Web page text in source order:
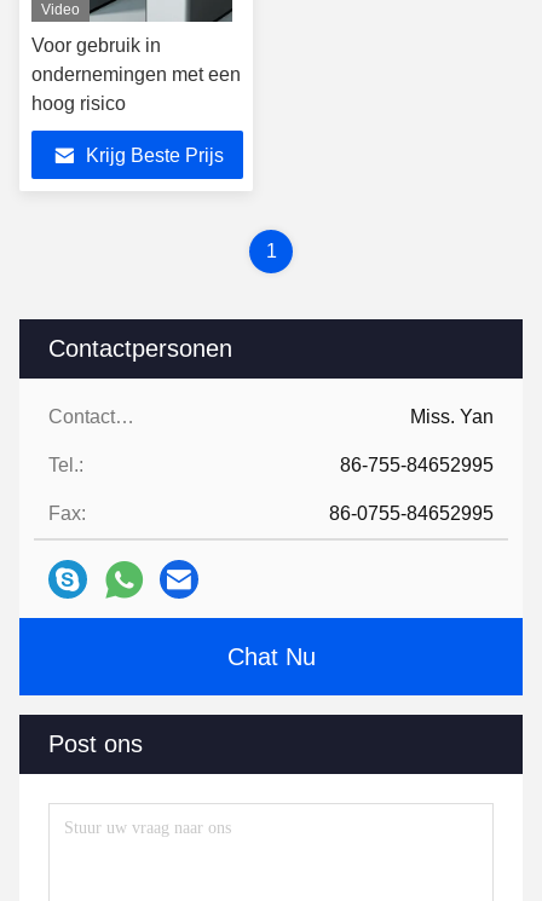
Contactpersonen
Contactpersonen: Miss. Yan
Tel.: 86-755-84652995
Fax: 86-0755-84652995
Chat Nu
Post ons
Video
Voor gebruik in
ondernemingen met een
hoog risico
Krijg Beste Prijs
1